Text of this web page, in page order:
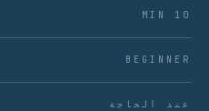
10 MIN
BEGINNER
عند الحاجة